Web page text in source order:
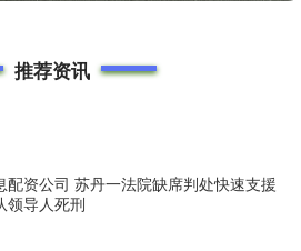
推荐资讯
配资公司 苏丹一法院缺席判处快速支援
领导人死刑